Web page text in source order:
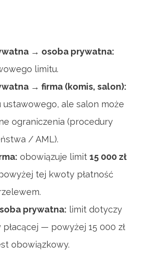
→ osoba prywatna:
limitu.
→ firma (komis, salon):
ustawowego, ale salon może
ograniczenia (procedury
/ AML).
obowiązuje limit 15 000 zł
tej kwoty płatność
prywatna: limit dotyczy
— powyżej 15 000 zł
obowiązkowy.